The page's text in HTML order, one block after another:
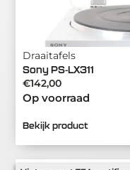
Draaitafels
Sony PS-LX311
€142,00
Op voorraad
Bekijk product